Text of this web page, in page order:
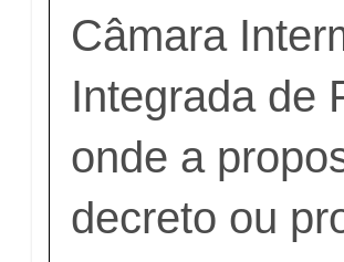
Câmara
Integrada de
onde a
decreto ou